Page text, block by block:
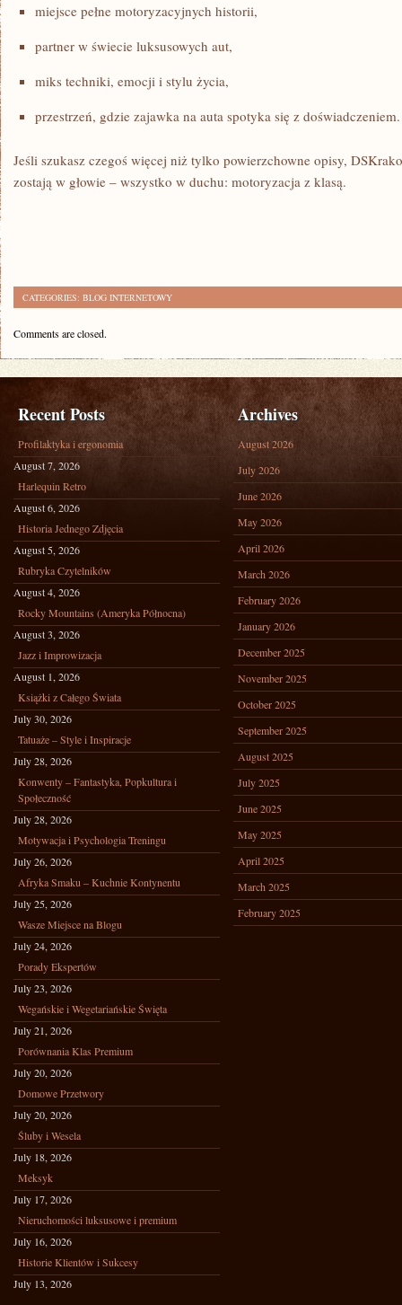
miejsce pełne motoryzacyjnych historii,
partner w świecie luksusowych aut,
miks techniki, emocji i stylu życia,
przestrzeń, gdzie zajawka na auta spotyka się z doświadczeniem.
Jeśli szukasz czegoś więcej niż tylko powierzchowne opisy,
zostają w głowie – wszystko w duchu: motoryzacja z klasą.
CATEGORIES: BLOG INTERNETOWY
Comments are closed.
Recent Posts
Profilaktyka i ergonomia
August 7, 2026
Harlequin Retro
August 6, 2026
Historia Jednego Zdjęcia
August 5, 2026
Rubryka Czytelników
August 4, 2026
Rocky Mountains (Ameryka Północna)
August 3, 2026
Jazz i Improwizacja
August 1, 2026
Książki z Całego Świata
July 30, 2026
Tatuaże – Style i Inspiracje
July 28, 2026
Konwenty – Fantastyka, Popkultura i
Społeczność
July 28, 2026
Motywacja i Psychologia Treningu
July 26, 2026
Afryka Smaku – Kuchnie Kontynentu
July 25, 2026
Wasze Miejsce na Blogu
July 24, 2026
Porady Ekspertów
July 23, 2026
Wegańskie i Wegetariańskie Święta
July 21, 2026
Porównania Klas Premium
July 20, 2026
Domowe Przetwory
July 20, 2026
Śluby i Wesela
July 18, 2026
Meksyk
July 17, 2026
Nieruchomości luksusowe i premium
July 16, 2026
Historie Klientów i Sukcesy
July 13, 2026
Archives
August 2026
July 2026
June 2026
May 2026
April 2026
March 2026
February 2026
January 2026
December 2025
November 2025
October 2025
September 2025
August 2025
July 2025
June 2025
May 2025
April 2025
March 2025
February 2025